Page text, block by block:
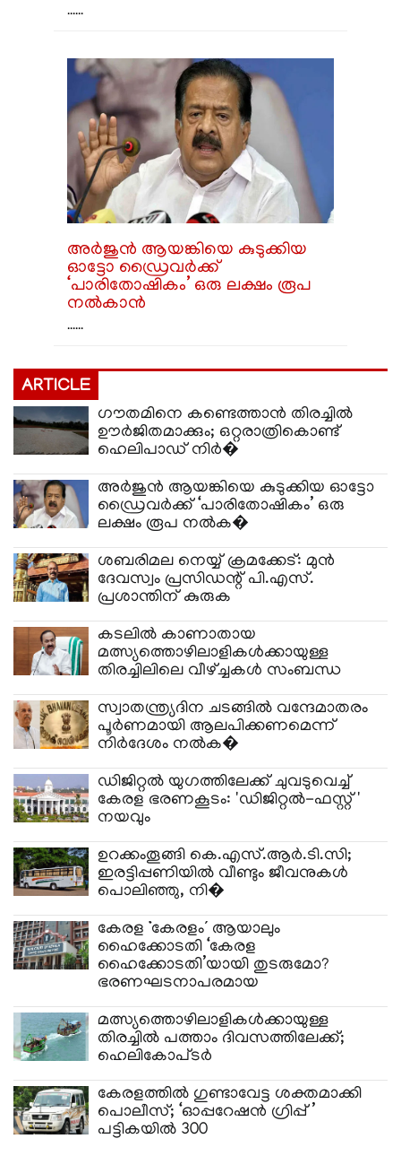
......
അർജുൻ ആയങ്കിയെ കുടുക്കിയ
ഓട്ടോ ഡ്രൈവർക്ക്
‘പാരിതോഷികം’ ഒരു ലക്ഷം രൂപ
നൽകാൻ
......
ARTICLE
ഗൗതമിനെ കണ്ടെത്താൻ തിരച്ചിൽ
ഊർജിതമാക്കും; ഒറ്റരാത്രികൊണ്ട്
ഹെലിപാഡ് നിർ�
അർജുൻ ആയങ്കിയെ കുടുക്കിയ ഓട്ടോ
ഡ്രൈവർക്ക് ‘പാരിതോഷികം’ ഒരു
ലക്ഷം രൂപ നൽക�
ശബരിമല നെയ്യ് ക്രമക്കേട്: മുൻ
ദേവസ്വം പ്രസിഡന്റ് പി.എസ്.
പ്രശാന്തിന് കുരുക
കടലിൽ കാണാതായ
മത്സ്യത്തൊഴിലാളികൾക്കായുള്ള
തിരച്ചിലിലെ വീഴ്ച്ചകൾ സംബന്ധ
സ്വാതന്ത്ര്യദിന ചടങ്ങിൽ വന്ദേമാതരം
പൂർണമായി ആലപിക്കണമെന്ന്
നിർദേശം നൽക�
ഡിജിറ്റൽ യുഗത്തിലേക്ക് ചുവടുവെച്ച്
കേരള ഭരണകൂടം: 'ഡിജിറ്റൽ-ഫസ്റ്റ്'
നയവും
​ഉറക്കംതൂങ്ങി കെ.എസ്.ആർ.ടി.സി;
ഇരട്ടിപ്പണിയിൽ വീണ്ടും ജീവനുകൾ
പൊലിഞ്ഞു, നി�
കേരള ‘കേരളം’ ആയാലും
ഹൈക്കോടതി ‘കേരള
ഹൈക്കോടതി’യായി തുടരുമോ?
ഭരണഘടനാപരമായ
മത്സ്യത്തൊഴിലാളികൾക്കായുള്ള
തിരച്ചിൽ പത്താം ദിവസത്തിലേക്ക്;
ഹെലികോപ്ടർ
കേരളത്തിൽ ഗുണ്ടാവേട്ട ശക്തമാക്കി
പൊലീസ്; ‘ഓപ്പറേഷൻ ഗ്രിപ്പ്’
പട്ടികയിൽ 300